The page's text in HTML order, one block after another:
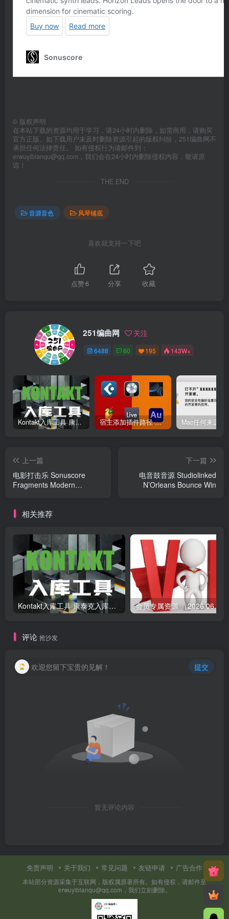
© 版权声明
在本站下载的资源均用于学习，请24小时内删除，如需商用，请购买
官方正版。如下载用户未及时删除资源引起的版权纠纷，251编曲网不
承担任何法律责任。 如有侵权行为请邮件到：
erwuyibianqu@qq.com，我们会在24小时内删除侵权内容，敬请原
谅！
THE END
音源音色 风琴铺底
喜欢就支持一下吧
点赞6 分享 收藏
251编曲网 关注
6488 60 195 143W+
Kontakt入库工具 康泰克入库教程 宿主添加插件路径 插件路径设置 VSTPlugins路径
上一篇
电影打击乐 Sonuscore
Fragments Modern
下一篇
电音鼓音源 Studiolinked
N’Orleans Bounce Win
相关推荐
Kontakt入库工具 康泰克入库教程
评论 抢沙发
欢迎您留下宝贵的见解！ 提交
暂无评论内容
免责声明 关于我们 常见问题 友链申请 广告合作
本站部分资源采集于互联网，版权属原著所有。如有侵权，请邮件至
erwuyibianqu@qq.com，我们立刻删除。